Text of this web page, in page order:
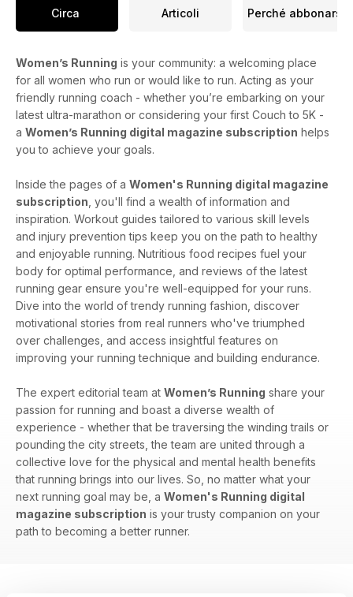
Circa Articoli Perché abbonarsi
Women’s Running is your community: a welcoming place
for all women who run or would like to run. Acting as your
friendly running coach - whether you’re embarking on your
latest ultra-marathon or considering your first Couch to 5K -
a Women’s Running digital magazine subscription helps
you to achieve your goals.
Inside the pages of a Women's Running digital magazine
subscription, you'll find a wealth of information and
inspiration. Workout guides tailored to various skill levels
and injury prevention tips keep you on the path to healthy
and enjoyable running. Nutritious food recipes fuel your
body for optimal performance, and reviews of the latest
running gear ensure you're well-equipped for your runs.
Dive into the world of trendy running fashion, discover
motivational stories from real runners who've triumphed
over challenges, and access insightful features on
improving your running technique and building endurance.
The expert editorial team at Women’s Running share your
passion for running and boast a diverse wealth of
experience - whether that be traversing the winding trails or
pounding the city streets, the team are united through a
collective love for the physical and mental health benefits
that running brings into our lives. So, no matter what your
next running goal may be, a Women's Running digital
magazine subscription is your trusty companion on your
path to becoming a better runner.